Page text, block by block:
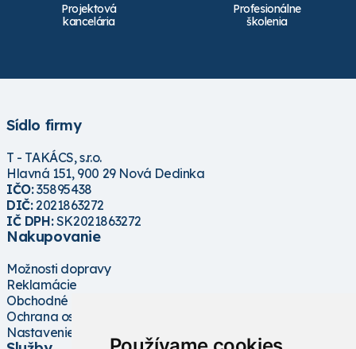
Projektová
kancelária
Profesionálne
školenia
Sídlo firmy
T - TAKÁCS, s.r.o.
Hlavná 151, 900 29 Nová Dedinka
IČO:35895438
DIČ:2021863272
IČ DPH:SK2021863272
Nakupovanie
Možnosti dopravy
Reklamácie
Obchodné podmienky
Ochrana osobných údajov
Nastavenie cookies